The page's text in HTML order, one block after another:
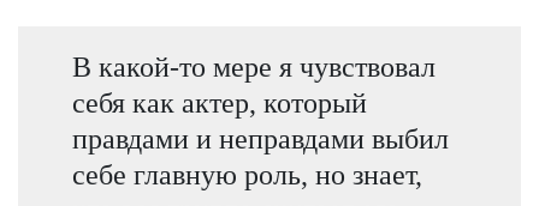
В какой-то мере я чувствовал
себя как актер, который
правдами и неправдами выбил
себе главную роль, но знает,